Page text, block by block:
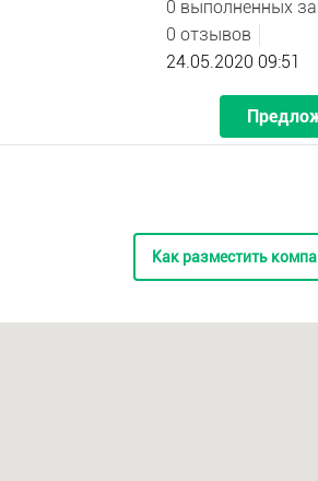
0 выполненных
0 отзывов
24.05.2020 09:51
Как разместить